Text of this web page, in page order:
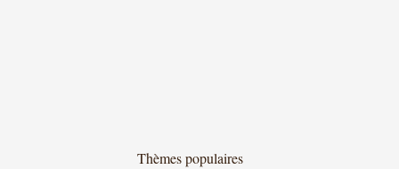
Thèmes populaires